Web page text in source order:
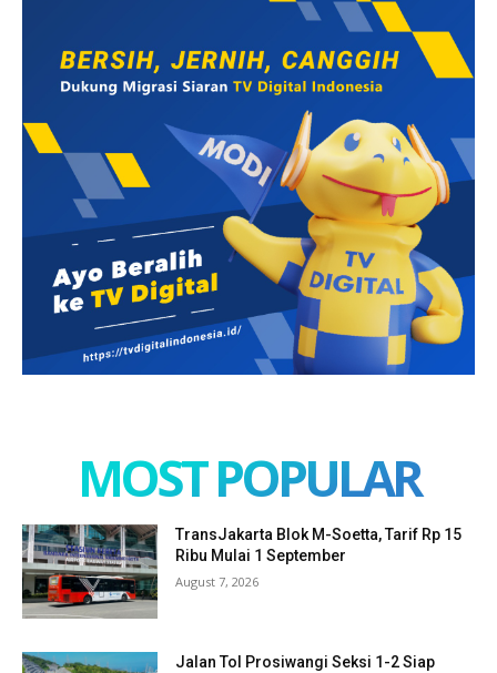
MOST POPULAR
TransJakarta Blok M-Soetta, Tarif Rp 15
Ribu Mulai 1 September
August 7, 2026
Jalan Tol Prosiwangi Seksi 1-2 Siap